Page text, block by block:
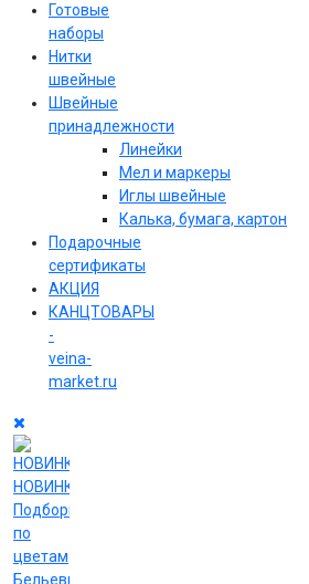
Готовые
наборы
Нитки
швейные
Швейные
принадлежности
Линейки
Мел и маркеры
Иглы швейные
Калька, бумага, картон
Подарочные
сертификаты
АКЦИЯ
КАНЦТОВАРЫ
-
veina-
market.ru
НОВИНКИ
Подборки
по
цветам
Бельевые